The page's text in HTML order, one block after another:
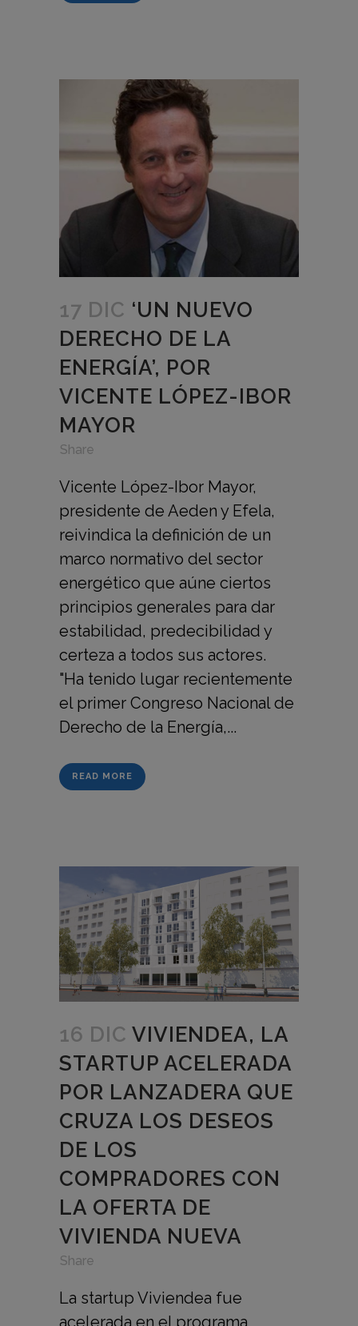
17 DIC ‘UN NUEVO
DERECHO DE LA
ENERGÍA’, POR
VICENTE LÓPEZ-IBOR
MAYOR
Share
Vicente López-Ibor Mayor,
presidente de Aeden y Efela,
reivindica la definición de un
marco normativo del sector
energético que aúne ciertos
principios generales para dar
estabilidad, predecibilidad y
certeza a todos sus actores.
"Ha tenido lugar recientemente
el primer Congreso Nacional de
Derecho de la Energía,...
READ MORE
16 DIC VIVIENDEA, LA
STARTUP ACELERADA
POR LANZADERA QUE
CRUZA LOS DESEOS
DE LOS
COMPRADORES CON
LA OFERTA DE
VIVIENDA NUEVA
Share
La startup Viviendea fue
acelerada en el programa